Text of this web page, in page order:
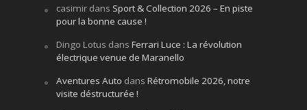
casimirdans Sport & Collection 2026 – En piste
pour la bonne cause !
Dingo Lotus dans Ferrari Luce : La révolution
électrique venue de Maranello
Aventures Auto dans Rétromobile 2026, notre
visite déstructurée !